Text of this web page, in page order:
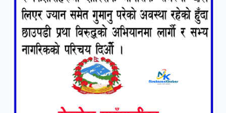
हामी पनि त उडाउछौ । ८
कांग्रेसको १४ औं महाधिवेशनको
तयारी पुरा
आर्थिक बर्ष २०७८÷२०७९ मा